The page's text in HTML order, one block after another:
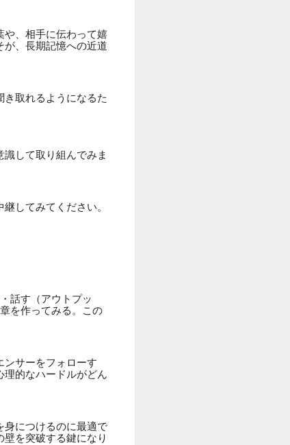
や、相手に伝わって嬉
が、長期記憶への近道
き取れるようになるた
識して取り組んでみま
してみてください。
話す（アウトプッ
を作ってみる。この
ンサーをフォローす
理的なハードルがどん
身につけるのに最適で
を突破する鍵になり